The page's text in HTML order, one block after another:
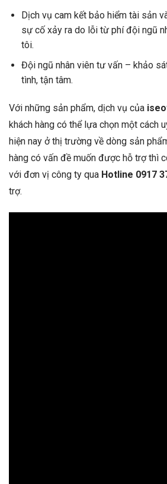
Dịch vụ cam kết bảo hiểm tài sản
sự cố xảy ra do lỗi từ phí đội ngũ
tôi.
Đội ngũ nhân viên tư vấn – khảo
tình, tận tâm.
Với những sản phẩm, dịch vụ của
khách hàng có thể lựa chọn một cách
hiện nay ở thị trường về dòng sản
hàng có vấn đề muốn được hỗ trợ thì
với đơn vị công ty qua Hotline 0917
trợ.